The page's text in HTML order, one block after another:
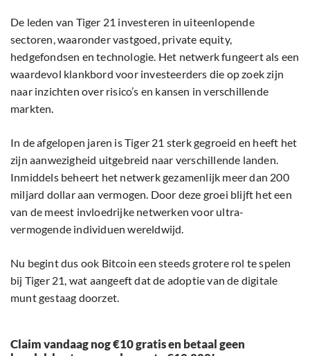
De leden van Tiger 21 investeren in uiteenlopende
sectoren, waaronder vastgoed, private equity,
hedgefondsen en technologie. Het netwerk fungeert als een
waardevol klankbord voor investeerders die op zoek zijn
naar inzichten over risico’s en kansen in verschillende
markten.
In de afgelopen jaren is Tiger 21 sterk gegroeid en heeft het
zijn aanwezigheid uitgebreid naar verschillende landen.
Inmiddels beheert het netwerk gezamenlijk meer dan 200
miljard dollar aan vermogen. Door deze groei blijft het een
van de meest invloedrijke netwerken voor ultra-
vermogende individuen wereldwijd.
Nu begint dus ook Bitcoin een steeds grotere rol te spelen
bij Tiger 21, wat aangeeft dat de adoptie van de digitale
munt gestaag doorzet.
Claim vandaag nog €10 gratis en betaal geen